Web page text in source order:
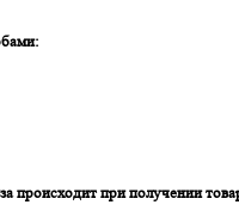
происходит при получении